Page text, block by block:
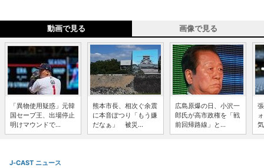
動画で見る 画像で見る
「異物使用疑惑」元韓
国セーブ王、出場停止
明けマウンドで...
熊本市長、相次ぐ余震
に本音ぽつり「もう嫌
だなぁ」 被災...
広島原爆の日、小沢一
郎氏が高市政権を「戦
前回帰路線」と...
J-CAST ニュース